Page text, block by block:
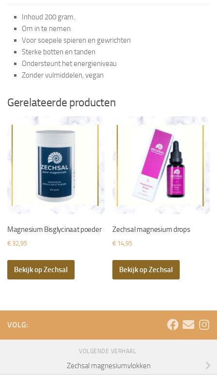
Inhoud 200 gram.
Om in te nemen
Voor soepele spieren en gewrichten
Sterke botten en tanden
Ondersteunt het energieniveau
Zonder vulmiddelen, vegan
Gerelateerde producten
Magnesium Bisglycinaat poeder
€ 32,95
Bekijk op Zechsal
Zechsal magnesium drops
€ 14,95
Bekijk op Zechsal
VOLG:
VOLGENDE VERHAAL
Zechsal magnesiumvlokken